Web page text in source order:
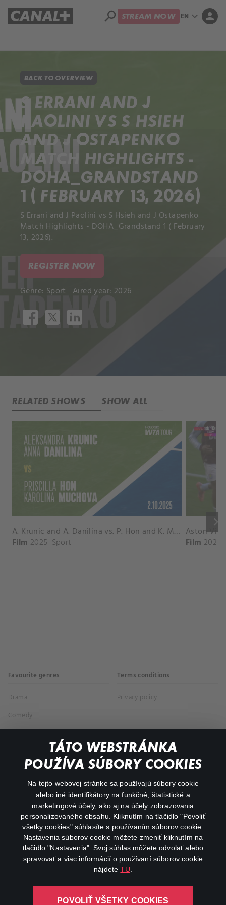
TÁTO WEBSTRÁNKA
POUŽÍVA SÚBORY COOKIES
Na tejto webovej stránke sa používajú súbory cookie
alebo iné identifikátory na funkčné, štatistické a
marketingové účely, ako aj na účely zobrazovania
personalizovaného obsahu. Kliknutím na tlačidlo "Povoliť
všetky cookies" súhlasíte s používaním súborov cookie.
Nastavenia súborov cookie môžete zmeniť kliknutím na
tlačidlo "Nastavenia". Svoj súhlas môžete odvolať alebo
spravovať a viac informácií o používaní súborov cookie
nájdeteTU
POVOLIŤ VŠETKY COOKIES
search STREAM NOW EN expand_more person
BACK TO OVERVIEW
S ERRANI AND J
PAOLINI VS S HSIEH
AND J OSTAPENKO
MATCH HIGHLIGHTS -
DOHA_GRANDSTAND
1 ( FEBRUARY 13, 2026)
S Errani and J Paolini vs S Hsieh and J Ostapenko
Match Highlights - DOHA_Grandstand 1 ( February
13, 2026).
REGISTER NOW
Genre: Sport Aired year: 2026
RELATED SHOWS SHOW ALL
keyboard_arrow_right
A. Krunic and A. Danilina vs. P. Hon and K. Muchova Match Highlights - BEIJING_Capital Group Diamond ( October 02, 2025)
Film 2025 Sport Film 2026
Favourite genres
Drama
Comedy
Terms conditions
Privacy policy
My profile
Important links
Canal+ Luxembourg S. à r.l. so sídlom Rue Albert Borschette 4,